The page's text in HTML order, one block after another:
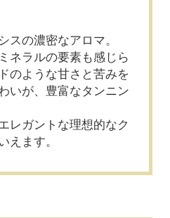
スの濃密なアロマ。
ネラルの要素も感じら
のような甘さと苦みを
いが、豊富なタンニン
レガントな理想的なク
えます。